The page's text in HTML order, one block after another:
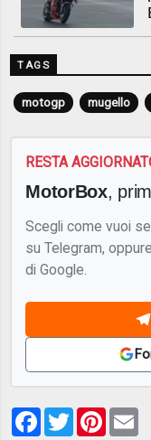
TAGS
motogp mugello
RESTA
MotorBox,
Scegli come vuoi
su Telegram,
di Google.
Facebook
Twitter